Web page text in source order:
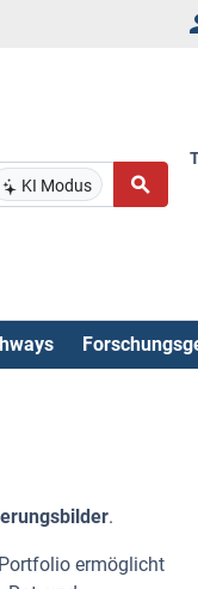
KI Modus
.
ermöglicht